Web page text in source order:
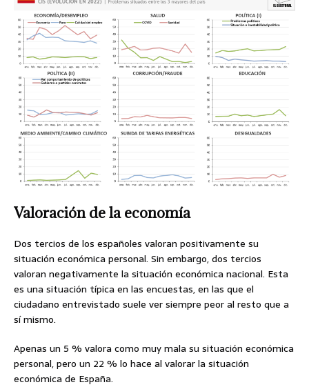
Valoración de la economía
Dos tercios de los españoles valoran positivamente su
situación económica personal. Sin embargo, dos tercios
valoran negativamente la situación económica nacional. Esta
es una situación típica en las encuestas, en las que el
ciudadano entrevistado suele ver siempre peor al resto que a
sí mismo.
Apenas un 5 % valora como muy mala su situación económica
personal, pero un 22 % lo hace al valorar la situación
económica de España.